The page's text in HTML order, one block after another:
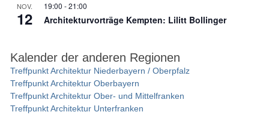
NOV.
12
19:00 -21:00
Architekturvorträge Kempten: Lilitt Bollinger
Kalender der anderen Regionen
Treffpunkt Architektur Niederbayern / Oberpfalz
Treffpunkt Architektur Oberbayern
Treffpunkt Architektur Ober- und Mittelfranken
Treffpunkt Architektur Unterfranken